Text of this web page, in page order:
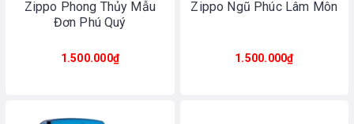
Zippo Phong Thủy Mẫu
Đơn Phú Quý
1.500.000₫
Zippo Ngũ Phúc Lâm Môn
1.500.000₫